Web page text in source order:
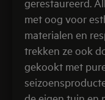
met oog voor
materialen en
trekken ze ook
gekookt met